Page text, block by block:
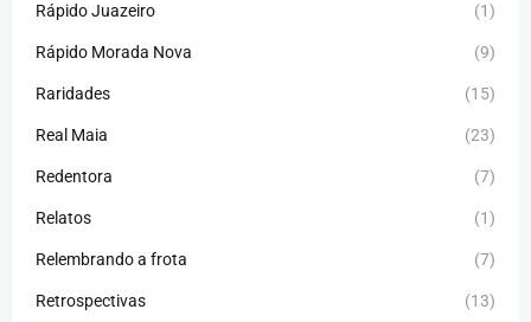
Rápido Juazeiro (1)
Rápido Morada Nova (9)
Raridades (15)
Real Maia (23)
Redentora (7)
Relatos (1)
Relembrando a frota (7)
Retrospectivas (13)